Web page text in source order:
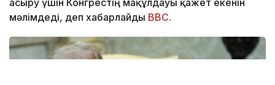
мәлімдеді, деп хабарлайды BBC.